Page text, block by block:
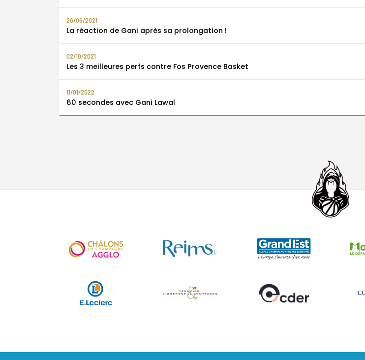
26/06/2021
La réaction de Gani après sa prolongation !
02/10/2021
Les 3 meilleures perfs contre Fos Provence Basket
11/01/2022
60 secondes avec Gani Lawal